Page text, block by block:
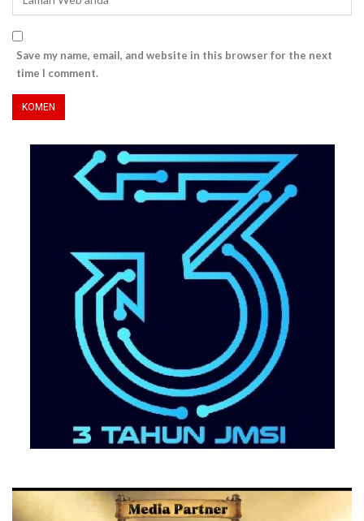
Save my name, email, and website in this browser for the next
time I comment.